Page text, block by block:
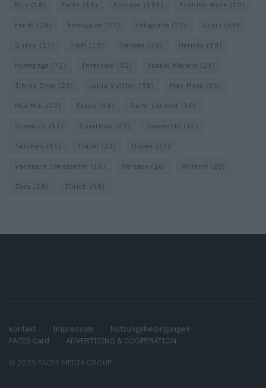
Etro (18) Falke (35) Fashion (103) Fashion Week (19)
Fendi (26) Ferragamo (27) Fotografie (22) Gucci (69)
Guess (17) H&M (18) Hermes (20) Hermès (18)
homepage (71) Interview (82) Isabel Marant (23)
Jimmy Choo (20) Louis Vuitton (58) Max Mara (30)
Miu Miu (27) Prada (44) Saint Laurent (30)
Schmuck (17) Sportmax (22) Swarovski (23)
Taschen (16) Travel (23) Uhren (33)
Vacheron Constantin (16) Versace (26) Wolford (20)
Zara (18) Zürich (38)
kontakt Impressum
Nutzungsbedingungen
FACES Card
ADVERTISING & COOPERATION
© 2025 FACES MEDIA GROUP